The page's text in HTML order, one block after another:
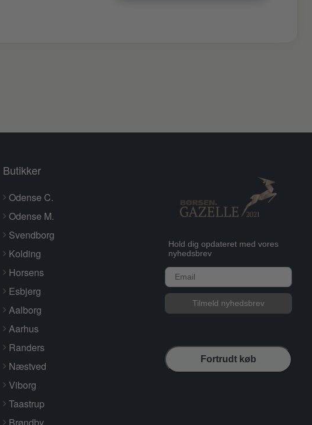
Butikker
Odense C.
Odense M.
Svendborg
Kolding
Horsens
Esbjerg
Aalborg
Aarhus
Randers
Næstved
Viborg
Taastrup
Hold dig opdateret med vores
nyhedsbrev
E-mail
Tilmeld nyhedsbrev
Fortrudt køb